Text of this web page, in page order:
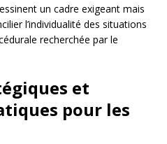
un cadre exigeant mais
l’individualité des situations
recherchée par le
et
pour les